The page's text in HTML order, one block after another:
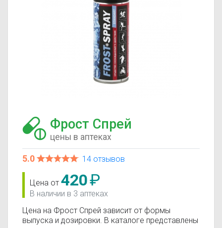
Фрост Спрей
цены в аптеках
5.0 14 отзывов
Цена от 420₽
В наличии в 3 аптеках
Цена на Фрост Спрей зависит от формы
выпуска и дозировки. В каталоге представлены